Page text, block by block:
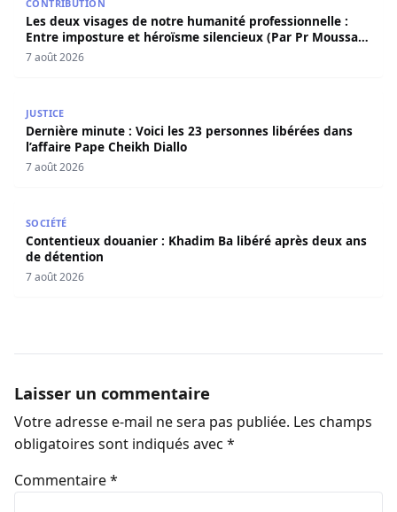
CONTRIBUTION
Les deux visages de notre humanité professionnelle :
Entre imposture et héroïsme silencieux (Par Pr Moussa
Seydi)
7 août 2026
JUSTICE
Dernière minute : Voici les 23 personnes libérées dans
l’affaire Pape Cheikh Diallo
7 août 2026
SOCIÉTÉ
Contentieux douanier : Khadim Ba libéré après deux ans
de détention
7 août 2026
Laisser un commentaire
Votre adresse e-mail ne sera pas publiée. Les champs
obligatoires sont indiqués avec *
Commentaire*